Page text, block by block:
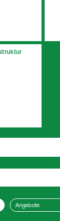
Angebote